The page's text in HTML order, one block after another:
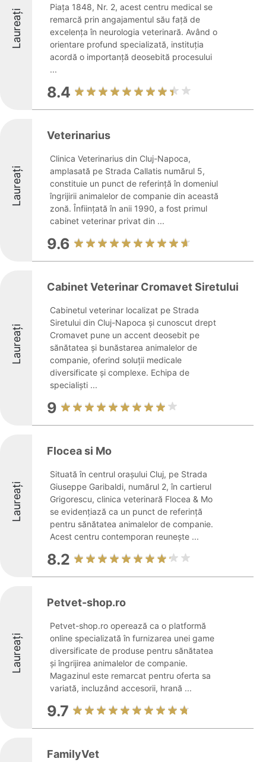
Laureați
Piața 1848, Nr. 2, acest centru medical se
remarcă prin angajamentul său față de
excelența în neurologia veterinară. Având o
orientare profund specializată, instituția
acordă o importanță deosebită procesului
...
8.4
Laureați
Veterinarius
Clinica Veterinarius din Cluj-Napoca,
amplasată pe Strada Callatis numărul 5,
constituie un punct de referință în domeniul
îngrijirii animalelor de companie din această
zonă. Înființată în anii 1990, a fost primul
cabinet veterinar privat din ...
9.6
Laureați
Cabinet Veterinar Cromavet Siretului
Cabinetul veterinar localizat pe Strada
Siretului din Cluj-Napoca și cunoscut drept
Cromavet pune un accent deosebit pe
sănătatea și bunăstarea animalelor de
companie, oferind soluții medicale
diversificate și complexe. Echipa de
specialiști ...
9
Laureați
Flocea si Mo
Situată în centrul orașului Cluj, pe Strada
Giuseppe Garibaldi, numărul 2, în cartierul
Grigorescu, clinica veterinară Flocea & Mo
se evidențiază ca un punct de referință
pentru sănătatea animalelor de companie.
Acest centru contemporan reunește ...
8.2
Laureați
Petvet-shop.ro
Petvet-shop.ro operează ca o platformă
online specializată în furnizarea unei game
diversificate de produse pentru sănătatea
și îngrijirea animalelor de companie.
Magazinul este remarcat pentru oferta sa
variată, incluzând accesorii, hrană ...
9.7
FamilyVet